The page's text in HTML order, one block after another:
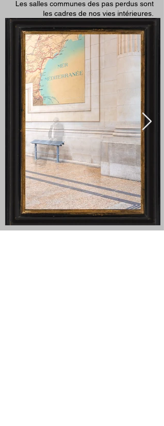
Les salles communes des pas perdus sont
les cadres de nos vies intérieures.